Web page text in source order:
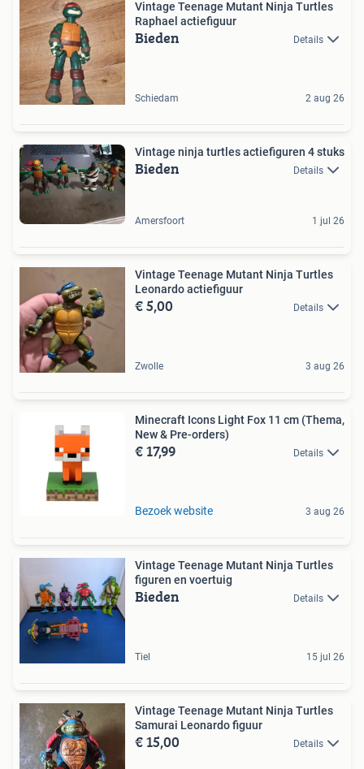
Vintage Teenage Mutant Ninja Turtles
Raphael actiefiguur
Bieden Details
Schiedam 2 aug 26
Vintage ninja turtles actiefiguren 4 stuks
Bieden Details
Amersfoort 1 jul 26
Vintage Teenage Mutant Ninja Turtles
Leonardo actiefiguur
€ 5,00 Details
Zwolle 3 aug 26
Minecraft Icons Light Fox 11 cm (Thema,
New & Pre-orders)
€ 17,99 Details
Bezoek website 3 aug 26
Vintage Teenage Mutant Ninja Turtles
figuren en voertuig
Bieden Details
Tiel 15 jul 26
Vintage Teenage Mutant Ninja Turtles
Samurai Leonardo figuur
€ 15,00 Details